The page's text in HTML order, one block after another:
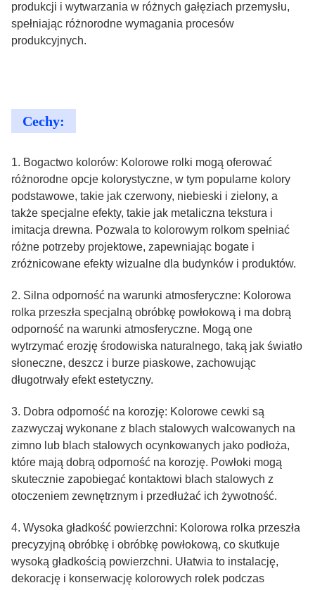
produkcji i wytwarzania w różnych gałęziach przemysłu,
spełniając różnorodne wymagania procesów
produkcyjnych.
Cechy:
1. Bogactwo kolorów: Kolorowe rolki mogą oferować
różnorodne opcje kolorystyczne, w tym popularne kolory
podstawowe, takie jak czerwony, niebieski i zielony, a
także specjalne efekty, takie jak metaliczna tekstura i
imitacja drewna. Pozwala to kolorowym rolkom spełniać
różne potrzeby projektowe, zapewniając bogate i
zróżnicowane efekty wizualne dla budynków i produktów.
2. Silna odporność na warunki atmosferyczne: Kolorowa
rolka przeszła specjalną obróbkę powłokową i ma dobrą
odporność na warunki atmosferyczne. Mogą one
wytrzymać erozję środowiska naturalnego, taką jak światło
słoneczne, deszcz i burze piaskowe, zachowując
długotrwały efekt estetyczny.
3. Dobra odporność na korozję: Kolorowe cewki są
zazwyczaj wykonane z blach stalowych walcowanych na
zimno lub blach stalowych ocynkowanych jako podłoża,
które mają dobrą odporność na korozję. Powłoki mogą
skutecznie zapobiegać kontaktowi blach stalowych z
otoczeniem zewnętrznym i przedłużać ich żywotność.
4. Wysoka gładkość powierzchni: Kolorowa rolka przeszła
precyzyjną obróbkę i obróbkę powłokową, co skutkuje
wysoką gładkością powierzchni. Ułatwia to instalację,
dekorację i konserwację kolorowych rolek podczas